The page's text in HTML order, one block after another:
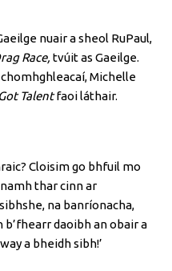
nuair a sheol RuPaul,
Race, tvúit as Gaeilge.
Michelle
Talentfaoi láthair.
Cloisim go bhfuil mo
thar cinn ar
na banríonacha,
b’fhearr daoibh an obair a
a bheidh sibh!’